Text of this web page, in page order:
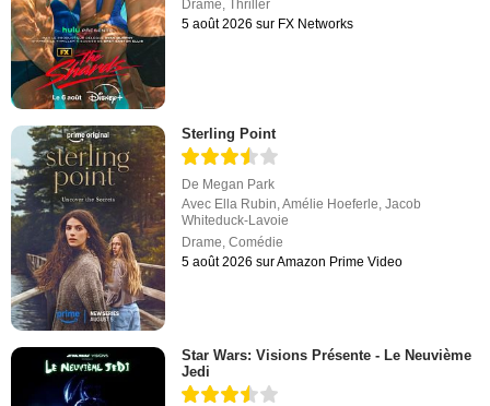
Drame ,Thriller
5 août 2026 sur FX Networks
Sterling Point
De Megan Park
Avec Ella Rubin,Amélie Hoeferle,Jacob
Whiteduck-Lavoie
Drame,Comédie
5 août 2026 sur Amazon Prime Video
Star Wars: Visions Présente - Le Neuvième
Jedi